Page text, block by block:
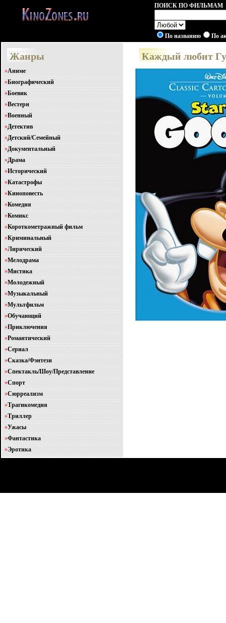
ПОИСК ПО ФИЛЬМАМ
По названию По
Жанры
»Аниме
»Биографический
»Боевик
»Вестерн
»Военный
»Детектив
»Детский/Семейный
»Документальный
»Драма
»Исторический
»Катастрофы
»Киноповесть
»Комедия
»Комикс
»Короткометражный фильм
»Криминальный
»Лирический
»Мелодрама
»Мистика
»Молодежный
»Музыкальный
»Мультфильм
»Обучающий
»Приключения
»Романтический
»Сериал
»Сказка/Фэнтези
»Спектакль/Шоу/Представление
»Спорт
»Сюрреализм
»Трагикомедия
»Триллер
»Ужасы
»Фантастика
»Эротика
Каждый любит